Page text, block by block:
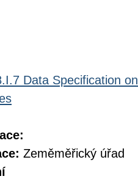
Data Specification
Zeměměřický úřad